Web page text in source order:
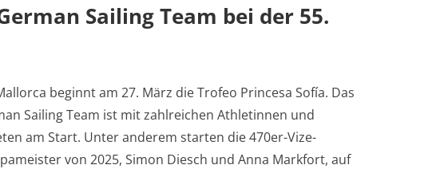
Sailing Team bei der 55.
beginnt am 27. März die Trofeo Princesa Sofía. Das
Sailing Team ist mit zahlreichen Athletinnen und
am Start. Unter anderem starten die 470er-Vize-
von 2025, Simon Diesch und Anna Markfort, auf